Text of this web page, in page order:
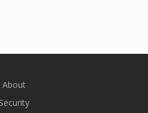
About
Security